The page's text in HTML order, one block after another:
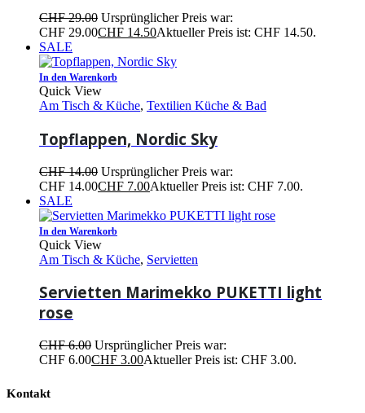
CHF29.00 Ursprünglicher Preis war:
CHF 29.00CHF 14.50Aktueller Preis ist: CHF 14.50.
SALE
In den Warenkorb
Quick View
Am Tisch & Küche, Textilien Küche & Bad
Topflappen, Nordic Sky
CHF14.00 Ursprünglicher Preis war:
CHF 14.00CHF 7.00Aktueller Preis ist: CHF 7.00.
SALE
In den Warenkorb
Quick View
Am Tisch & Küche, Servietten
Servietten Marimekko PUKETTI light
rose
CHF6.00 Ursprünglicher Preis war:
CHF 6.00CHF 3.00Aktueller Preis ist: CHF 3.00.
Kontakt